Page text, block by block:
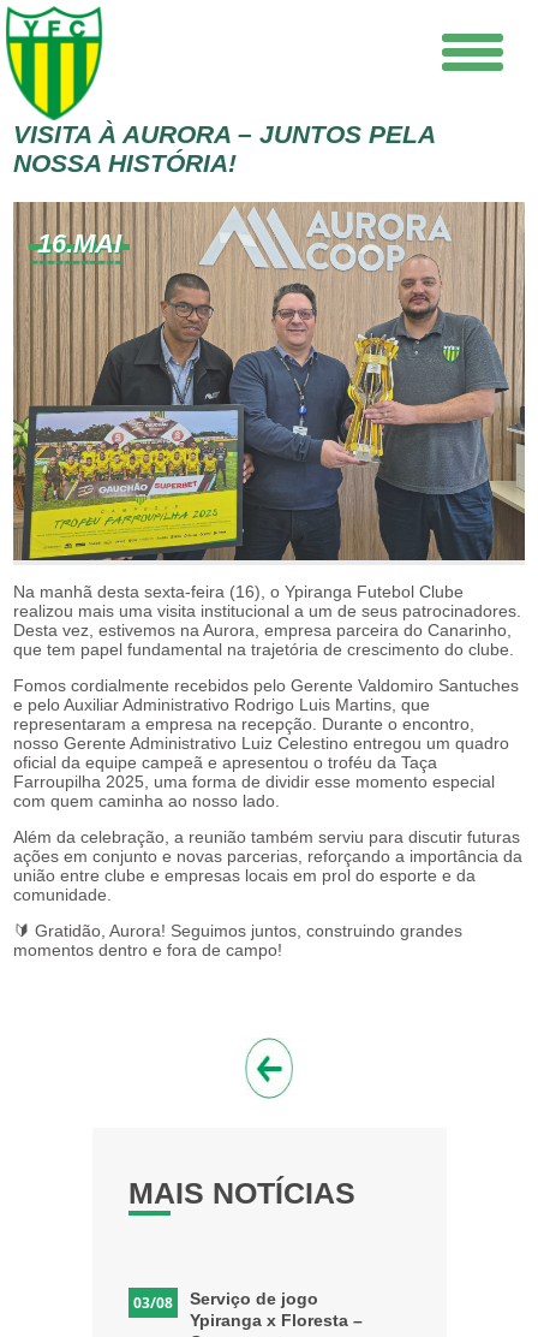
VISITA À AURORA – JUNTOS PELA
NOSSA HISTÓRIA!
16.MAI
Na manhã desta sexta-feira (16), o Ypiranga Futebol Clube
realizou mais uma visita institucional a um de seus patrocinadores.
Desta vez, estivemos na Aurora, empresa parceira do Canarinho,
que tem papel fundamental na trajetória de crescimento do clube.
Fomos cordialmente recebidos pelo Gerente Valdomiro Santuches
e pelo Auxiliar Administrativo Rodrigo Luis Martins, que
representaram a empresa na recepção. Durante o encontro,
nosso Gerente Administrativo Luiz Celestino entregou um quadro
oficial da equipe campeã e apresentou o troféu da Taça
Farroupilha 2025, uma forma de dividir esse momento especial
com quem caminha ao nosso lado.
Além da celebração, a reunião também serviu para discutir futuras
ações em conjunto e novas parcerias, reforçando a importância da
união entre clube e empresas locais em prol do esporte e da
comunidade.
🔰 Gratidão, Aurora! Seguimos juntos, construindo grandes
momentos dentro e fora de campo!
MAIS NOTÍCIAS
03/08
Serviço de jogo
Ypiranga x Floresta –